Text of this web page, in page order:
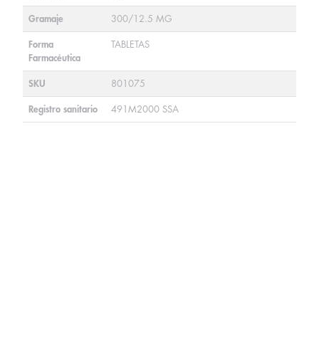
Gramaje 300/12.5 MG
Forma
Farmacéutica
TABLETAS
SKU 801075
Registro sanitario 491M2000 SSA